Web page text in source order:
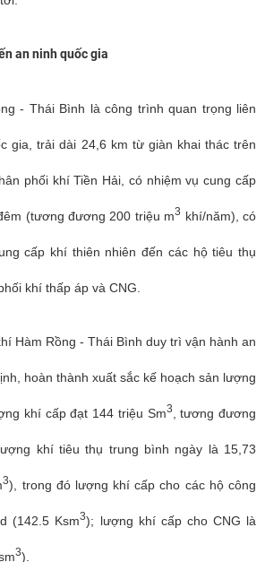
an ninh quốc gia
- Thái Bình là công trình quan trọng liên
gia, trải dài 24,6 km từ giàn khai thác trên
phối khí Tiền Hải, có nhiệm vụ cung cấp
(tương đương 200 triệu m3 khí/năm), có
cấp khí thiên nhiên đến các hộ tiêu thụ
khí thấp áp và CNG.
Hàm Rồng - Thái Bình duy trì vận hành an
hoàn thành xuất sắc kế hoạch sản lượng
khí cấp đạt 144 triệu Sm3 , tương đương
khí tiêu thụ trung bình ngày là 15,73
3), trong đó lượng khí cấp cho các hộ công
(142.5 Ksm3); lượng khí cấp cho CNG là
3).